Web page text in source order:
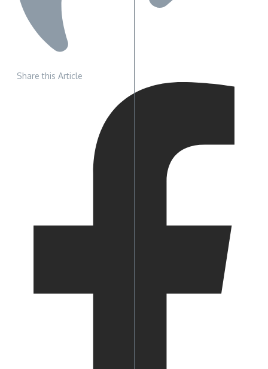
Share this Article